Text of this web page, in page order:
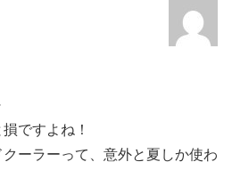
ですよね！
ーラーって、意外と夏しか使わ